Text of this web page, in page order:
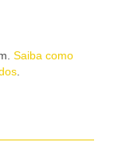
Saiba como